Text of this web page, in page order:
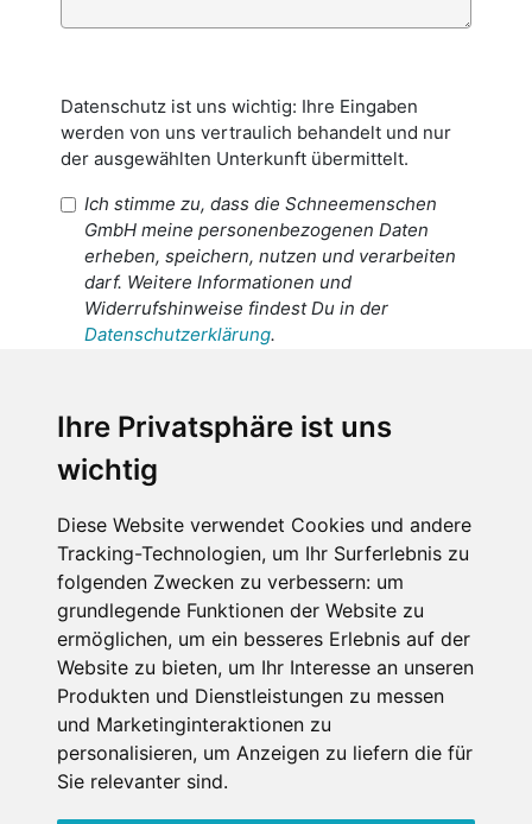
Ihre Privatsphäre ist uns
wichtig
Diese Website verwendet Cookies und andere
Tracking-Technologien, um Ihr Surferlebnis zu
folgenden Zwecken zu verbessern: um
grundlegende Funktionen der Website zu
ermöglichen, um ein besseres Erlebnis auf der
Website zu bieten, um Ihr Interesse an unseren
Produkten und Dienstleistungen zu messen
und Marketinginteraktionen zu
personalisieren, um Anzeigen zu liefern die für
Sie relevanter sind.
Datenschutz ist uns wichtig: Ihre Eingaben
werden von uns vertraulich behandelt und nur
der ausgewählten Unterkunft übermittelt.
Ich stimme zu, dass die Schneemenschen
GmbH meine personenbezogenen Daten
erheben, speichern, nutzen und verarbeiten
darf. Weitere Informationen und
Widerrufshinweise findest Du in der
Datenschutzerklärung.
personenbezogenen Daten an den
Empfänger dieser Nachricht weitergeleitet
werden dürfen. Weitere Informationen und
Widerrufshinweise findest Du in der
Datenschutzerklärung.
Anfrage abschicken
Diese Seite ist durch reCAPTCHA geschützt und es
gelten die GoogleDatenschutzerklärung und
Nutzungsbedingungen.